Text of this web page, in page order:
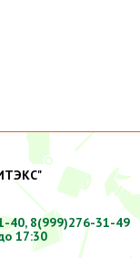
40, 8(999)276-31-49
17:30